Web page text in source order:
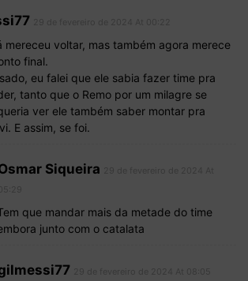
mereceu voltar, mas também agora merece
final.
eu falei que ele sabia fazer time pra
tanto que o Remo por um milagre se
ver ele também saber montar pra
E assim, se foi.
Siqueira
que mandar mais da metade do time
junto com o catalata